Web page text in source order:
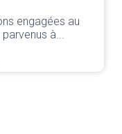
engagées au
à...